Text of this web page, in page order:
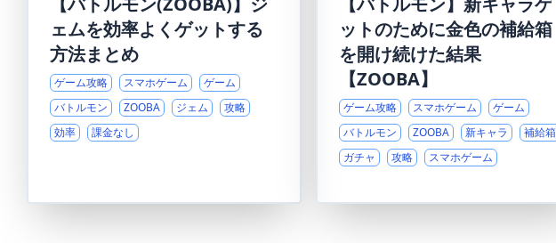
ェムを効率よくゲットする
方法まとめ
ゲーム攻略 スマホゲーム
ゲーム
バトルモン
ZOOBA ジェム
攻略
効率
課金なし
ットのために金色の補給箱
を開け続けた結果
【ZOOBA】
ゲーム攻略 スマホゲーム
ゲーム
バトルモン
ZOOBA 新キャラ
補給箱
ガチャ
攻略 スマホゲーム